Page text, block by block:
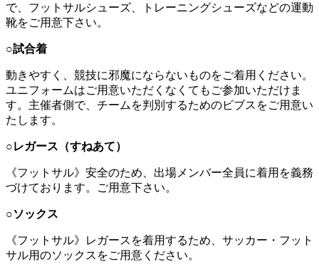
で、フットサルシューズ、トレーニングシューズなどの運動
靴をご用意下さい。
○試合着
動きやすく、競技に邪魔にならないものをご着用ください。
ユニフォームはご用意いただくなくてもご参加いただけま
す。主催者側で、チームを判別するためのビブスをご用意い
たします。
○レガース（すねあて）
《フットサル》安全のため、出場メンバー全員に着用を義務
づけております。ご用意下さい。
○ソックス
《フットサル》レガースを着用するため、サッカー・フット
サル用のソックスをご用意ください。